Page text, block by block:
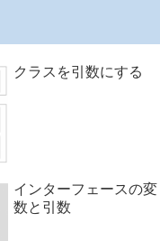
クラスを引数にする
インターフェースの変
数と引数